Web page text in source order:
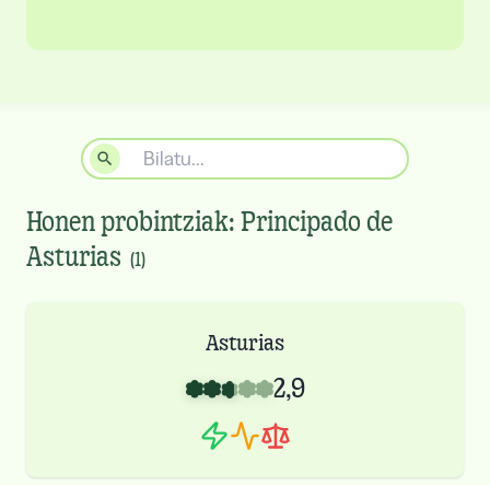
Honen probintziak: Principado de
Asturias (1)
Asturias
2,9